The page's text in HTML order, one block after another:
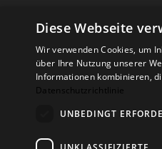
Für BtoB: Design
Shop
Diese Webseite
Wir verwenden Cookies, um
über Ihre Nutzung unserer
Informationen kombinieren,
Datenschutzrichtlinie
UNBEDINGT